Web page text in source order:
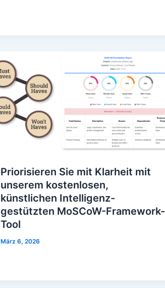
Priorisieren Sie mit Klarheit mit
unserem kostenlosen,
künstlichen Intelligenz-
gestützten MoSCoW-Framework-
Tool
März 6, 2026